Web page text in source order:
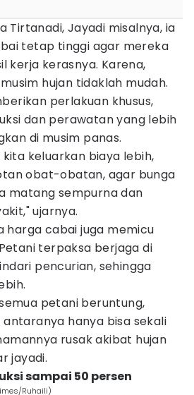
Tirtanadi, Jayadi misalnya, ia
tetap tinggi agar mereka
kerja kerasnya. Karena,
hujan tidaklah mudah.
perlakuan khusus,
dan perawatan yang lebih
di musim panas.
kita keluarkan biaya lebih,
obat-obatan, agar bunga
matang sempurna dan
ujarnya.
harga cabai juga memicu
terpaksa berjaga di
pencurian, sehingga
petani beruntung,
hanya bisa sekali
rusak akibat hujan
jayadi.
sampai 50 persen
Ruhaili)